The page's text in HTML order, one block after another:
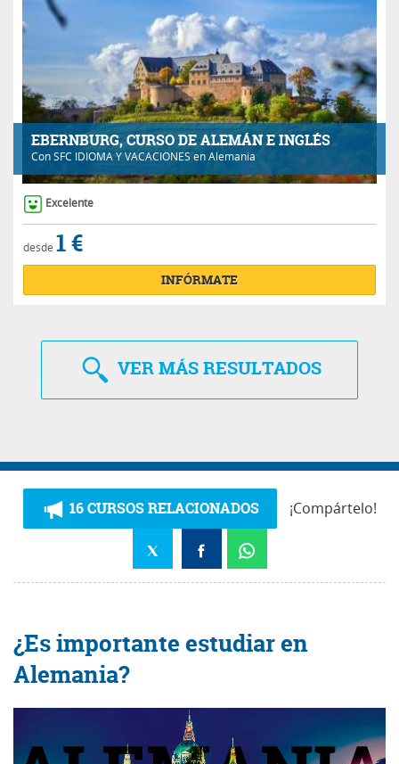
EBERNBURG, CURSO DE ALEMÁN E INGLÉS
ConSFC IDIOMA Y VACACIONES en Alemania
Excelente
desde 1 €
INFÓRMATE
VERMÁS RESULTADOS
16 CURSOS RELACIONADOS ¡Compártelo!
¿Es importante estudiar en
Alemania?